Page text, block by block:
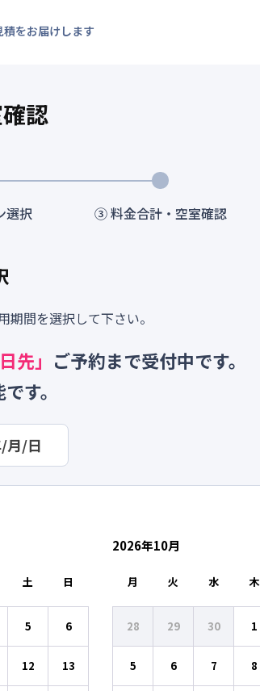
をお届けします
認
選択 ③ 料金合計・空室確認
期間を選択して下さい。
先」 ご予約まで受付中です。
す。
月/日
土 日
5 6
12 13
2026年10月
月 火 水 木
28 29 30 1
5 6 7 8